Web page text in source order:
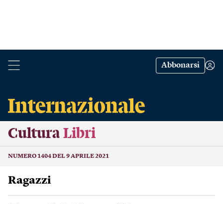
Abbonarsi
Cultura Libri
NUMERO 1404 DEL 9 APRILE 2021
Ragazzi